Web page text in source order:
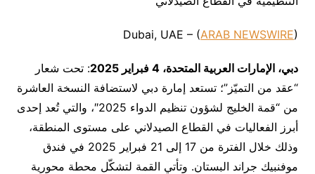
Dubai, UAE – (ARAB NEWSWIRE)
دبي، الإمارات العربية المتحدة، 4 فبراير
: تحت شعار
“عقد من التميّز”؛ تستعد إمارة دبي لاستضافة النسخة العاشرة
من “قمة الخليج لشؤون تنظيم الدواء 2025″، والتي تُعد إحدى
أبرز الفعاليات في القطاع الصيدلاني على مستوى المنطقة،
وذلك خلال الفترة من 17 إلى 21 فبراير 2025 في فندق
موفنبيك جراند البستان. وتأتي القمة لتشكّل محطة محورية